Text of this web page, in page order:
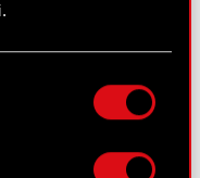
nawet
aktywnie